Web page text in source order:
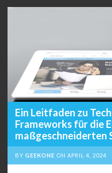
Ein Leitfaden zu
Frameworks für die
maßgeschneiderten
BY GEEKONE ON APRIL 4, 2024